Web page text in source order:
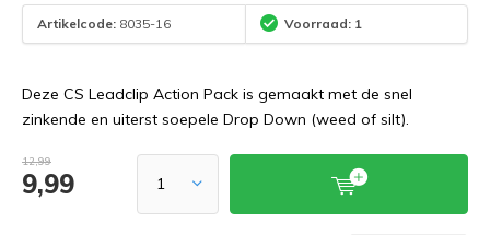
Artikelcode: 8035-16 Voorraad: 1
Deze CS Leadclip Action Pack is gemaakt met de snel
zinkende en uiterst soepele Drop Down (weed of silt).
12,99
9,99